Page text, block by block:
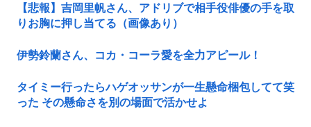
【悲報】吉岡里帆さん、アドリブで相手役俳優の手を取
りお胸に押し当てる（画像あり）
伊勢鈴蘭さん、コカ・コーラ愛を全力アピール！
タイミー行ったらハゲオッサンが一生懸命梱包してて笑
った その懸命さを別の場面で活かせよ